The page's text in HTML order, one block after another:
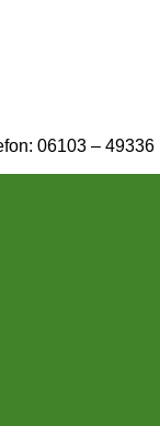
06103 – 49336